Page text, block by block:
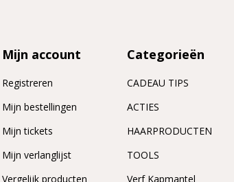
Mijn account
Registreren
Mijn bestellingen
Mijn tickets
Mijn verlanglijst
Vergelijk producten
Categorieën
CADEAU TIPS
ACTIES
HAARPRODUCTEN
TOOLS
Verf Kapmantel